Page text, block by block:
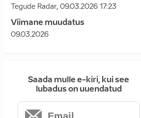
Tegude Radar, 09.03.2026 17:23
Viimane muudatus
09.03.2026
Saada mulle e-kiri, kui see
lubadus on uuendatud